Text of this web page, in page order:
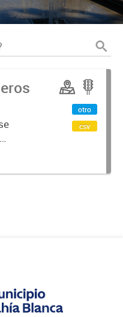
otro
csv